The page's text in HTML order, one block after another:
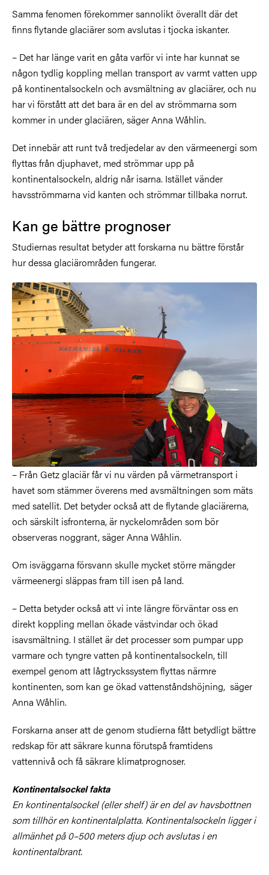
Samma fenomen förekommer sannolikt överallt där det
finns flytande glaciärer som avslutas i tjocka iskanter.
– Det har länge varit en gåta varför vi inte har kunnat se
någon tydlig koppling mellan transport av varmt vatten upp
på kontinentalsockeln och avsmältning av glaciärer, och nu
har vi förstått att det bara är en del av strömmarna som
kommer in under glaciären, säger Anna Wåhlin.
Det innebär att runt två tredjedelar av den värmeenergi som
flyttas från djuphavet, med strömmar upp på
kontinentalsockeln, aldrig når isarna. Istället vänder
havsströmmarna vid kanten och strömmar tillbaka norrut.
Kan ge bättre prognoser
Studiernas resultat betyder att forskarna nu bättre förstår
hur dessa glaciärområden fungerar.
– Från Getz glaciär får vi nu värden på värmetransport i
havet som stämmer överens med avsmältningen som mäts
med satellit. Det betyder också att de flytande glaciärerna,
och särskilt isfronterna, är nyckelområden som bör
observeras noggrant, säger Anna Wåhlin.
Om isväggarna försvann skulle mycket större mängder
värmeenergi släppas fram till isen på land.
– Detta betyder också att vi inte längre förväntar oss en
direkt koppling mellan ökade västvindar och ökad
isavsmältning. I stället är det processer som pumpar upp
varmare och tyngre vatten på kontinentalsockeln, till
exempel genom att lågtryckssystem flyttas närmre
kontinenten, som kan ge ökad vattenståndshöjning, säger
Anna Wåhlin.
Forskarna anser att de genom studierna fått betydligt bättre
redskap för att säkrare kunna förutspå framtidens
vattennivå och få säkrare klimatprognoser.
Kontinentalsockel fakta
En kontinentalsockel (eller shelf) är en del av havsbottnen
som tillhör en kontinentalplatta. Kontinentalsockeln ligger i
allmänhet på 0–500 meters djup och avslutas i en
kontinentalbrant.